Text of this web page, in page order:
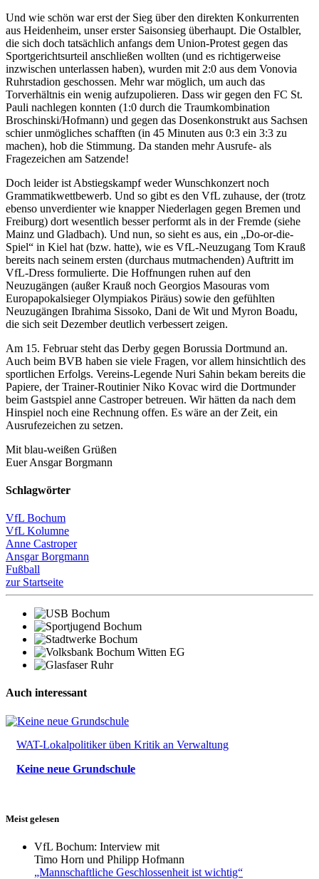
Und wie schön war erst der Sieg über den direkten Konkurrenten
aus Heidenheim, unser erster Saisonsieg überhaupt. Die Ostalbler,
die sich doch tatsächlich anfangs dem Union-Protest gegen das
Sportgerichtsurteil anschließen wollten (und es richtigerweise
inzwischen unterlassen haben), wurden mit 2:0 aus dem Vonovia
Ruhrstadion geschossen. Mehr war möglich, um auch das
Torverhältnis ein wenig aufzupolieren. Dass wir gegen den FC St.
Pauli nachlegen konnten (1:0 durch die Traumkombination
Broschinski/Hofmann) und gegen das Dosenkonstrukt aus Sachsen
schier unmögliches schafften (in 45 Minuten aus 0:3 ein 3:3 zu
machen), hob die Stimmung. Da standen mehr Ausrufe- als
Fragezeichen am Satzende!
Doch leider ist Abstiegskampf weder Wunschkonzert noch
Grammatikwettbewerb. Und so gibt es den VfL zuhause, der (trotz
ebenso unverdienter wie knapper Niederlagen gegen Bremen und
Freiburg) dort wesentlich besser performt als in der Fremde (siehe
Mainz und Gladbach). Und nun, so sieht es aus, ein „Do-or-die-
Spiel“ in Kiel hat (bzw. hatte), wie es VfL-Neuzugang Tom Krauß
bereits nach seinem ersten (durchaus mutmachenden) Auftritt im
VfL-Dress formulierte. Die Hoffnungen ruhen auf den
Neuzugängen (außer Krauß noch Georgios Masouras vom
Europapokalsieger Olympiakos Piräus) sowie den gefühlten
Neuzugängen Ibrahima Sissoko, Dani de Wit und Myron Boadu,
die sich seit Dezember deutlich verbessert zeigen.
Am 15. Februar steht das Derby gegen Borussia Dortmund an.
Auch beim BVB haben sie viele Fragen, vor allem hinsichtlich des
sportlichen Erfolgs. Vereins-Legende Nuri Sahin bekam bereits die
Papiere, der Trainer-Routinier Niko Kovac wird die Dortmunder
beim Gastspiel anne Castroper betreuen. Wir hätten da nach dem
Hinspiel noch eine Rechnung offen. Es wäre an der Zeit, ein
Ausrufezeichen zu setzen.
Mit blau-weißen Grüßen
Euer Ansgar Borgmann
Schlagwörter
VfL Bochum
VfL Kolumne
Anne Castroper
Ansgar Borgmann
Fußball
zur Startseite
Auch interessant
WAT-Lokalpolitiker üben Kritik an Verwaltung
Keine neue Grundschule
Meist gelesen
VfL Bochum: Interview mit
Timo Horn und Philipp Hofmann
„Mannschaftliche Geschlossenheit ist wichtig“